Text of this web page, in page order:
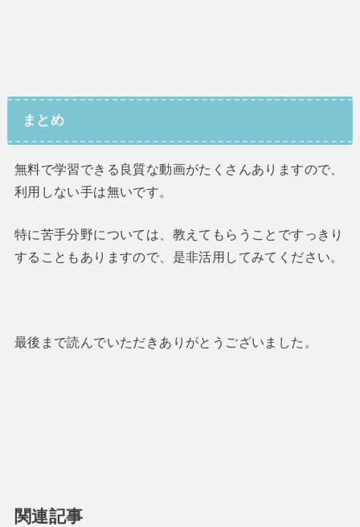
まとめ
無料で学習できる良質な動画がたくさんありますので、
利用しない手は無いです。
特に苦手分野については、教えてもらうことですっきり
することもありますので、是非活用してみてください。
最後まで読んでいただきありがとうございました。
関連記事